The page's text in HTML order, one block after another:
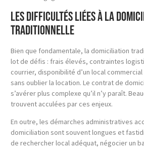
Les difficultés liées à la
traditionnelle
Bien que fondamentale, la domiciliation
lot de défis : frais élevés, contraintes
courrier, disponibilité d’un local
sans oublier la location. Le contrat de
s’avérer plus complexe qu’il n’y paraît.
trouvent acculées par ces enjeux.
En outre, les démarches administratives
domiciliation sont souvent longues et
de rechercher local adéquat, négocier un